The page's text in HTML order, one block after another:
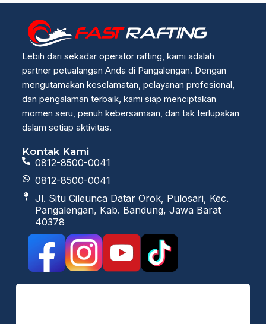
Lebih dari sekadar operator rafting, kami adalah
partner petualangan Anda di Pangalengan. Dengan
mengutamakan keselamatan, pelayanan profesional,
dan pengalaman terbaik, kami siap menciptakan
momen seru, penuh kebersamaan, dan tak terlupakan
dalam setiap aktivitas.
Kontak Kami
0812-8500-0041
0812-8500-0041
Jl. Situ Cileunca Datar Orok, Pulosari, Kec.
Pangalengan, Kab. Bandung, Jawa Barat
40378